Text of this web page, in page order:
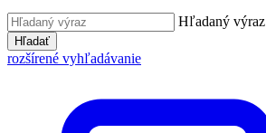
Hľadaný výraz
Hľadať
rozšírené vyhľadávanie